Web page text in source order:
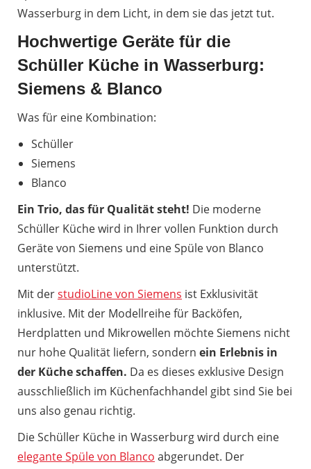
Wasserburg in dem Licht, in dem sie das jetzt tut.
Hochwertige Geräte für die
Schüller Küche in Wasserburg:
Siemens & Blanco
Was für eine Kombination:
Schüller
Siemens
Blanco
Ein Trio, das für Qualität steht! Die moderne
Schüller Küche wird in Ihrer vollen Funktion durch
Geräte von Siemens und eine Spüle von Blanco
unterstützt.
Mit derstudioLine von Siemens ist Exklusivität
inklusive. Mit der Modellreihe für Backöfen,
Herdplatten und Mikrowellen möchte Siemens nicht
nur hohe Qualität liefern, sondern ein Erlebnis in
der Küche schaffen. Da es dieses exklusive Design
ausschließlich im Küchenfachhandel gibt sind Sie bei
uns also genau richtig.
Die Schüller Küche in Wasserburg wird durch eine
elegante Spüle von Blanco abgerundet. Der